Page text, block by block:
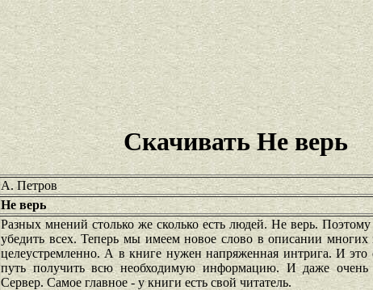
Скачивать Не верь
А. Петров
Не верь
Разных мнений столько же сколько есть людей. Не верь.
убедить всех. Теперь мы имеем новое слово в описании
целеустремленно. А в книге нужен напряженная интрига. И
путь получить всю необходимую информацию. И даже очень
Сервер. Самое главное - у книги есть свой читатель.